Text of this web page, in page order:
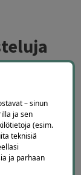
– sinun
ja sen
(esim.
teknisiä
ja parhaan